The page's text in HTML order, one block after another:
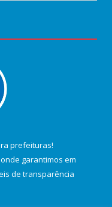
prefeituras!
garantimos em
de transparência